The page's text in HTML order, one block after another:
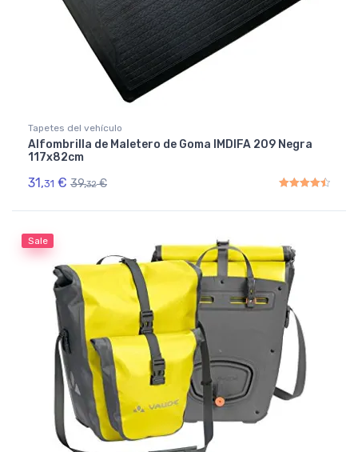
Tapetes del vehículo
Alfombrilla de Maletero de Goma IMDIFA 209 Negra
117x82cm
31,31 € 39,32 €
Sale